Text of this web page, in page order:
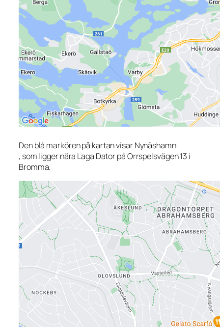
Den blå markören på kartan visar Nynäshamn
, som ligger nära Laga Dator på Orrspelsvägen 13 i
Bromma.